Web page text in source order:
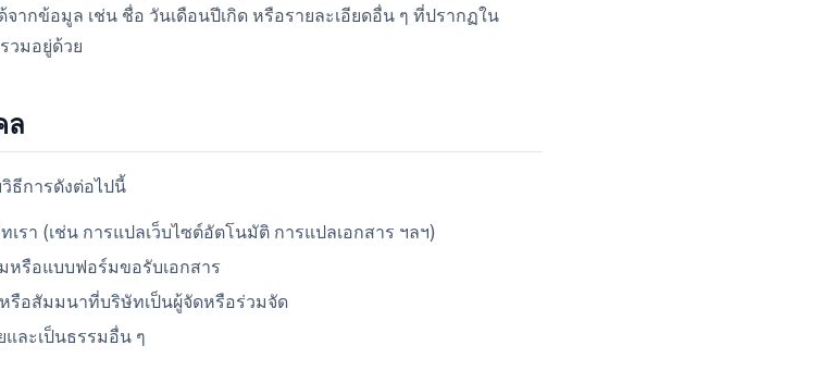
กข้อมูล เช่น ชื่อ วันเดือนปีเกิด หรือรายละเอียดอื่น ๆ ที่ปรากฏใน
วมอยู่ด้วย
ล
ธีการดังต่อไปนี้
า (เช่น การแปลเว็บไซต์อัตโนมัติ การแปลเอกสาร ฯลฯ)
รือแบบฟอร์มขอรับเอกสาร
อสัมมนาที่บริษัทเป็นผู้จัดหรือร่วมจัด
ละเป็นธรรมอื่น ๆ